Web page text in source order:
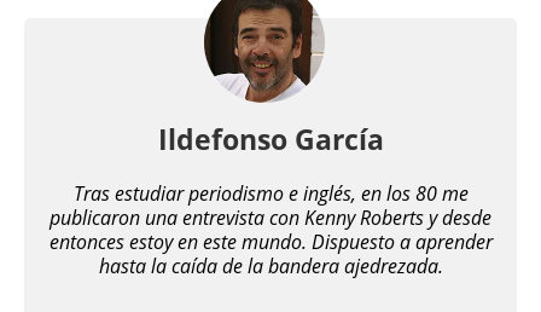
Ildefonso García
Tras estudiar periodismo e inglés, en los 80 me
publicaron una entrevista con Kenny Roberts y desde
entonces estoy en este mundo. Dispuesto a aprender
hasta la caída de la bandera ajedrezada.